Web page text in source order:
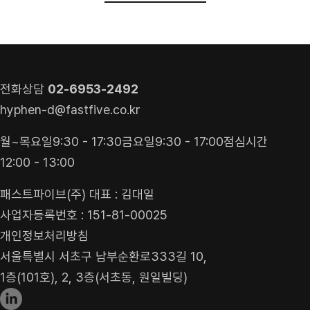
전화상담 02-6953-2492
hyphen-d@fastfive.co.kr
월~목요일9:30 - 17:30금요일9:30 - 17:00점심시간
12:00 - 13:00
패스트파이브(주) 대표 : 김대일
사업자등록번호 : 151-81-00025
개인정보처리방침
서울특별시 서초구 남부순환로333길 10,
1층(101호), 2, 3층(서초동, 원일빌딩)